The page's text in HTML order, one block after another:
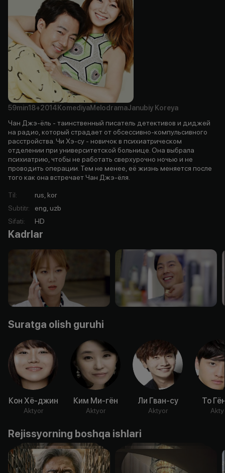
59min18+2014 KomediyaMelodramaJanubiy Koreya
Чан Джэ-ёль - таинственный писатель детективов и диджей
на радио, который страдает от обсессивно-компульсивного
расстройства. Чи Хэ-су - новичок в психиатрическом
отделении при университетской больнице. Она выбрала
психиатрию, чтобы не работать сверхурочно ночью и не
проводить операции. Тем не менее, её жизнь меняется после
того как она встречает Чан Джэ-ёля.
Til:
rus, kor
Subtitr:
eng, uzb
Sifati: HD
Kadrlar
Suratga olish guruhi
Кон Хё-джин
Aktyor
Ким Ми-гён
Aktyor
Ли Гван-су
Aktyor
То
Rejissyorning boshqa ishlari